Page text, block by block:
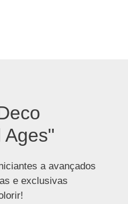
a avançados
e exclusivas